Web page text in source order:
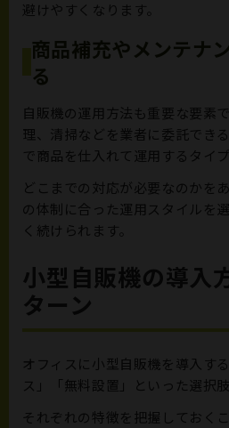
避けやすくなります。
商品補充やメンテナ
る
自販機の運用方法も重要な要素
理、清掃などを業者に委託でき
で商品を仕入れて運用するタイプ
どこまでの対応が必要なのかを
の体制に合った運用スタイルを
く続けられます。
小型自販機の導入
ターン
オフィスに小型自販機を導入す
ス」「無料設置」といった選択肢
それぞれの特徴を把握しておく